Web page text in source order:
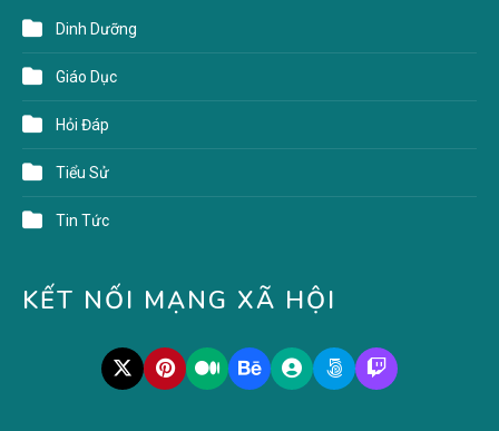
Dinh Dưỡng
Giáo Dục
Hỏi Đáp
Tiểu Sử
Tin Tức
KẾT NỐI MẠNG XÃ HỘI